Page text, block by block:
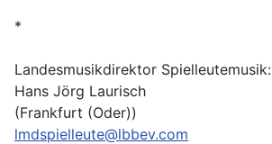
*
Landesmusikdirektor Spielleutemusik:
Hans Jörg Laurisch
(Frankfurt (Oder))
lmdspielleute@lbbev.com